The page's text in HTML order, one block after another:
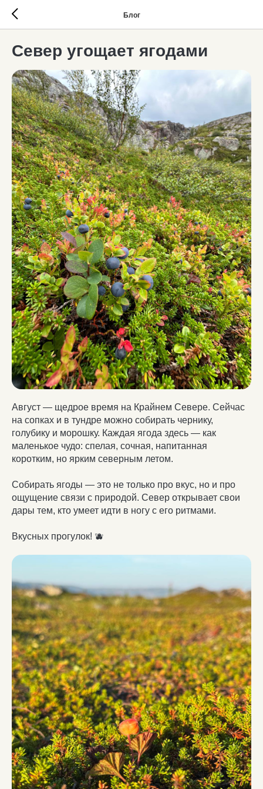
Блог
Север угощает ягодами
Август — щедрое время на Крайнем Севере. Сейчас
на сопках и в тундре можно собирать чернику,
голубику и морошку. Каждая ягода здесь — как
маленькое чудо: спелая, сочная, напитанная
коротким, но ярким северным летом.
Собирать ягоды — это не только про вкус, но и про
ощущение связи с природой. Север открывает свои
дары тем, кто умеет идти в ногу с его ритмами.
Вкусных прогулок! 🫐